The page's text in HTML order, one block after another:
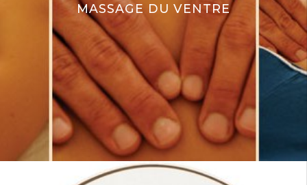
MASSAGE DU VENTRE